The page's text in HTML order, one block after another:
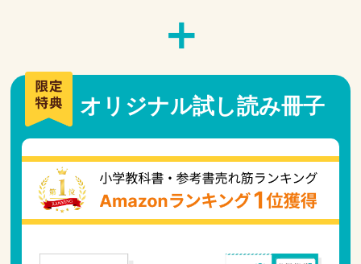
＋
オリジナル試し読み冊子